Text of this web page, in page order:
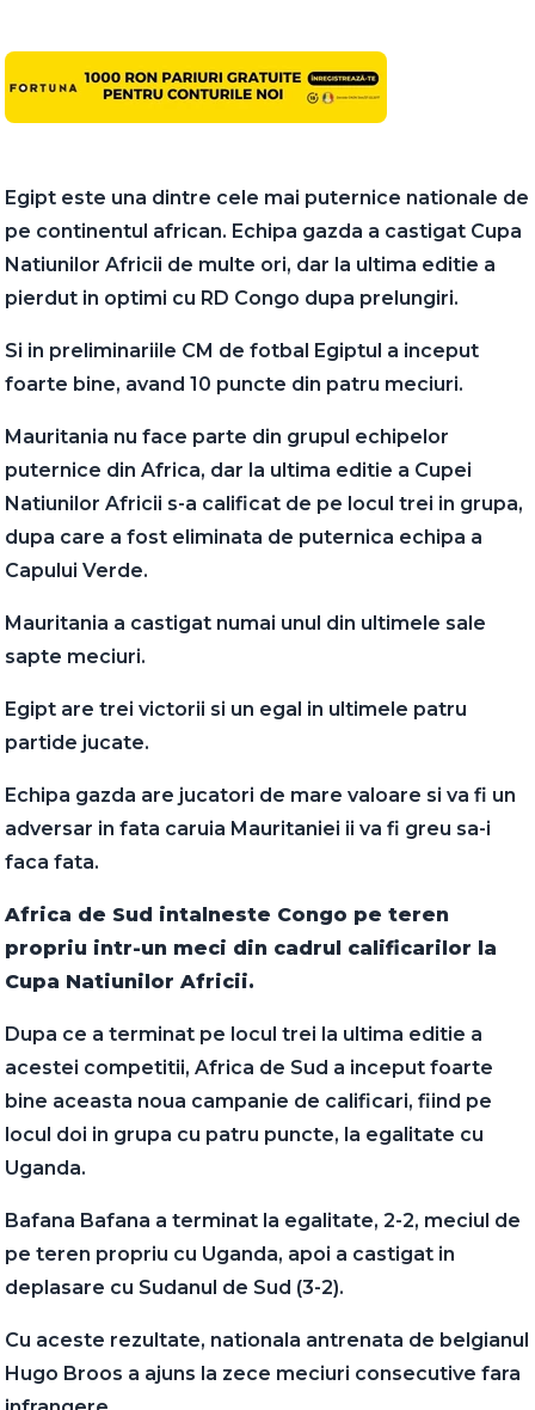
Egipt este una dintre cele mai puternice nationale de
pe continentul african. Echipa gazda a castigat Cupa
Natiunilor Africii de multe ori, dar la ultima editie a
pierdut in optimi cu RD Congo dupa prelungiri.
Si in preliminariile CM de fotbal Egiptul a inceput
foarte bine, avand 10 puncte din patru meciuri.
Mauritania nu face parte din grupul echipelor
puternice din Africa, dar la ultima editie a Cupei
Natiunilor Africii s-a calificat de pe locul trei in grupa,
dupa care a fost eliminata de puternica echipa a
Capului Verde.
Mauritania a castigat numai unul din ultimele sale
sapte meciuri.
Egipt are trei victorii si un egal in ultimele patru
partide jucate.
Echipa gazda are jucatori de mare valoare si va fi un
adversar in fata caruia Mauritaniei ii va fi greu sa-i
faca fata.
Africa de Sud intalneste Congo pe teren
propriu intr-un meci din cadrul calificarilor la
Cupa Natiunilor Africii.
Dupa ce a terminat pe locul trei la ultima editie a
acestei competitii, Africa de Sud a inceput foarte
bine aceasta noua campanie de calificari, fiind pe
locul doi in grupa cu patru puncte, la egalitate cu
Uganda.
Bafana Bafana a terminat la egalitate, 2-2, meciul de
pe teren propriu cu Uganda, apoi a castigat in
deplasare cu Sudanul de Sud (3-2).
Cu aceste rezultate, nationala antrenata de belgianul
Hugo Broos a ajuns la zece meciuri consecutive fara